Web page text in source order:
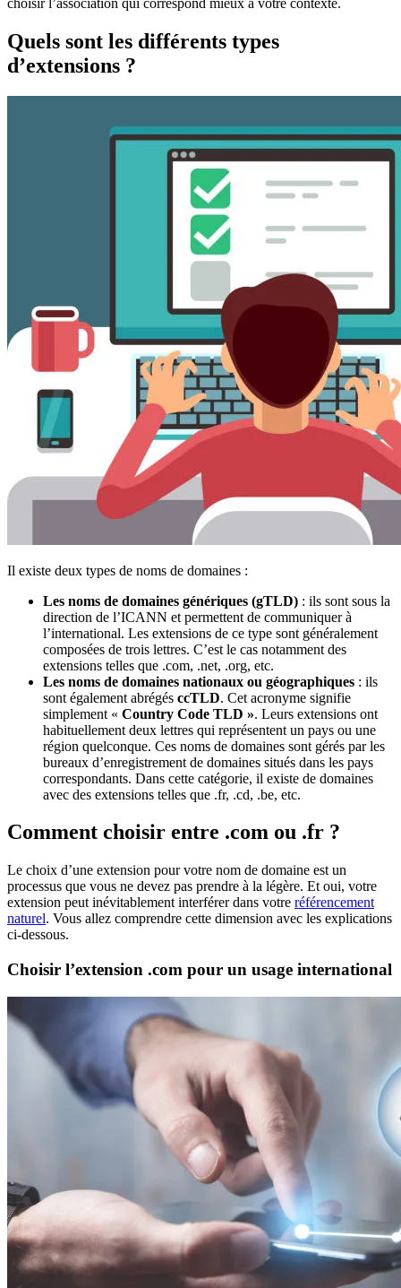
Quels sont les différents types
d’extensions ?
Il existe deux types de noms de domaines :
Les noms de domaines génériques (gTLD) : ils sont sous la
direction de l’ICANN et permettent de communiquer à
l’international. Les extensions de ce type sont généralement
composées de trois lettres. C’est le cas notamment des
extensions telles que .com, .net, .org, etc.
Les noms de domaines nationaux ou géographiques : ils
sont également abrégés ccTLD. Cet acronyme signifie
simplement « Country Code TLD ». Leurs extensions ont
habituellement deux lettres qui représentent un pays ou une
région quelconque. Ces noms de domaines sont gérés par les
bureaux d’enregistrement de domaines situés dans les pays
correspondants. Dans cette catégorie, il existe de domaines
avec des extensions telles que .fr, .cd, .be, etc.
Comment choisir entre .com ou .fr ?
Le choix d’une extension pour votre nom de domaine est un
processus que vous ne devez pas prendre à la légère. Et oui, votre
extension peut inévitablement interférer dans votre référencement
naturel. Vous allez comprendre cette dimension avec les explications
ci-dessous.
Choisir l’extension .com pour un usage international